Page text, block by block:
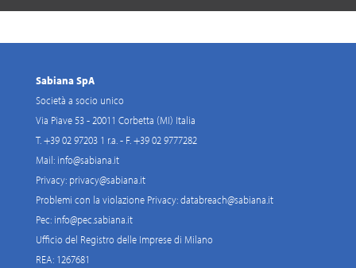
Sabiana SpA
Società a socio unico
Via Piave 53 - 20011 Corbetta (MI) Italia
T. +39 02 97203 1 r.a. - F. +39 02 9777282
Mail: info@sabiana.it
Privacy: privacy@sabiana.it
Problemi con la violazione Privacy:databreach@sabiana.it
Pec: info@pec.sabiana.it
Ufficio del Registro delle Imprese di Milano
REA: 1267681